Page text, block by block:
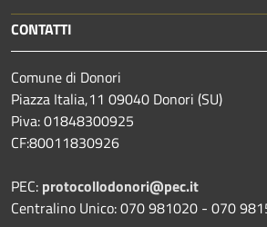
CONTATTI
Comune di Donori
Piazza Italia,11 09040 Donori (SU)
Piva: 01848300925
CF:80011830926
PEC: protocollodonori@pec.it
Centralino Unico: 070 981020 - 070